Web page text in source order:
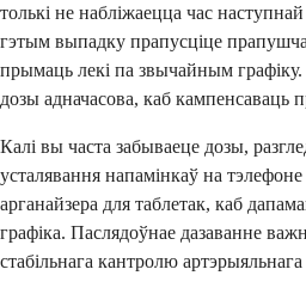
толькі не набліжаецца час
гэтым выпадку прапусціце
прымаць лекі па звычайным
дозы адначасова, каб кампенсаваць
Калі вы часта забываеце дозы,
усталявання напамінкаў на
арганайзера для таблетак, каб
графіка. Паслядоўнае дазаванне
стабільнага кантролю артэрыяльнага